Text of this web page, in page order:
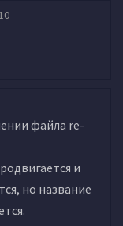
файла re-
и
но название